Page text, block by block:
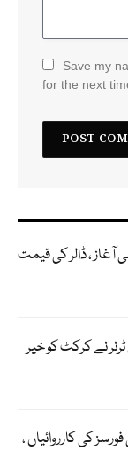
Save my
for the next
آغاز ، ڈالر کی قیمت
جان ٹرنر نے کرکٹ کو خیر
کی کارروائیاں ،